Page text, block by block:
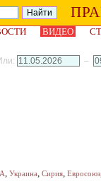
ВИДЕО
–
, Украина, Сирия, Евросоюз